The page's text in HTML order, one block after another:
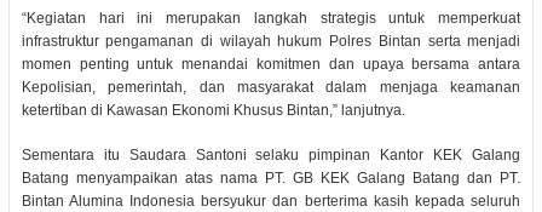
“Kegiatan hari ini merupakan langkah strategis untuk memperkuat
infrastruktur pengamanan di wilayah hukum Polres Bintan serta menjadi
momen penting untuk menandai komitmen dan upaya bersama antara
Kepolisian, pemerintah, dan masyarakat dalam menjaga keamanan
ketertiban di Kawasan Ekonomi Khusus Bintan,” lanjutnya.
Sementara itu Saudara Santoni selaku pimpinan Kantor KEK Galang
Batang menyampaikan atas nama PT. GB KEK Galang Batang dan PT.
Bintan Alumina Indonesia bersyukur dan berterima kasih kepada seluruh